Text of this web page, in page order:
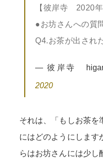
【彼岸寺 2020
●お坊さんへの質
Q4.お茶が出され
— 彼岸寺
2020
それは、「もしお茶を
にはどのようにします
らはお坊さんには少し